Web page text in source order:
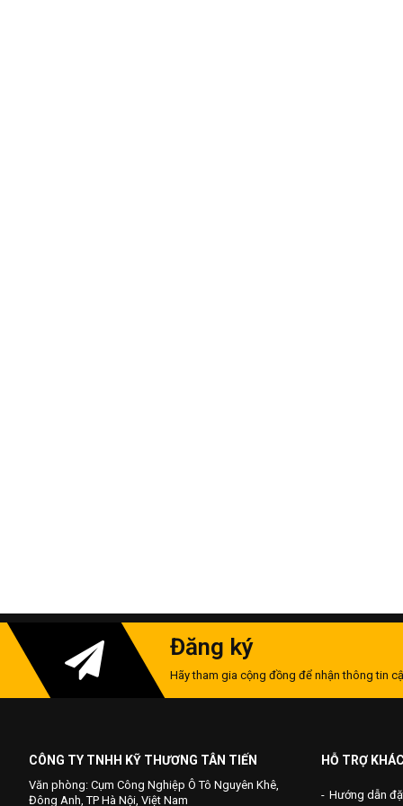
Đăng ký
Hãy tham gia cộng đồng để nhận thông tin
CÔNG TY TNHH KỸ THƯƠNG TÂN TIẾN
Văn phòng: Cụm Công Nghiệp Ô Tô Nguyên Khê,
Đông Anh, TP Hà Nội, Việt Nam
HỖ TRỢ
Hướng dẫn